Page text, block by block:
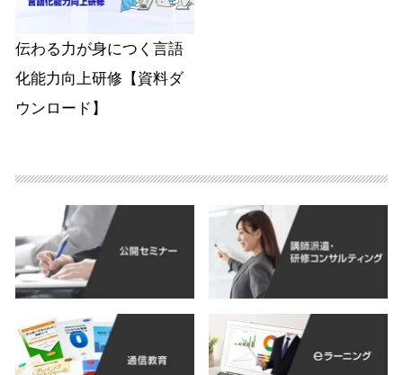
伝わる力が身につく言語
化能力向上研修【資料ダ
ウンロード】